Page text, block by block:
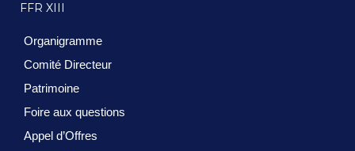
FFR XIII
Organigramme
Comité Directeur
Patrimoine
Foire aux questions
Appel d’Offres